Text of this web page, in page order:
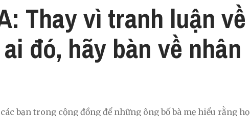
Thay vì tranh luận về
đó, hãy bàn về nhân
bạn trong cộng đồng để những ông bố bà mẹ hiểu rằng họ